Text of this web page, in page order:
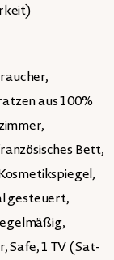
aus 100%
Bett,
gesteuert,
Safe, 1 TV (Sat-